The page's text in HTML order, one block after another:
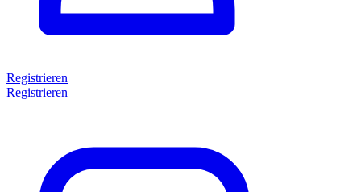
Registrieren
Registrieren